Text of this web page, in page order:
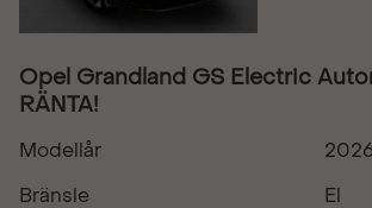
Opel Grandland GS Electric
RÄNTA!
Modellår
2026
Bränsle
El